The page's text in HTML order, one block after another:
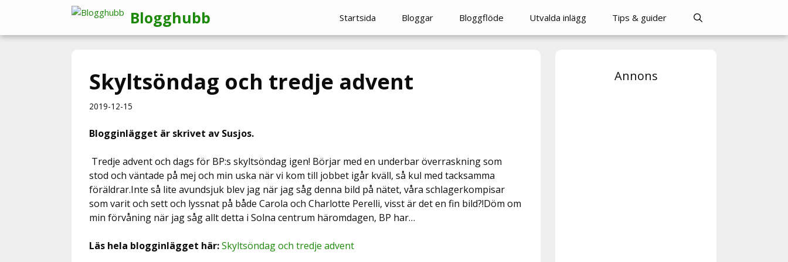
innehåll
Blogghubb Startsida Bloggar Bloggflöde Utvalda inlägg Tips & guider
Skyltsöndag och tredje advent
2019-12-15
Blogginlägget är skrivet av Susjos.
Tredje advent och dags för BP:s skyltsöndag igen! Börjar med en underbar överraskning som
stod och väntade på mej och min uska när vi kom till jobbet igår kväll, så kul med tacksamma
föräldrar.Inte så lite avundsjuk blev jag när jag såg denna bild på nätet, våra schlagerkompisar
som varit och sett och lyssnat på både Carola och Charlotte Perelli, visst är det en fin bild?!Döm om
min förvåning när jag såg allt detta i Solna centrum häromdagen, BP har…
Läs hela blogginlägget här:Skyltsöndag och tredje advent
Annons